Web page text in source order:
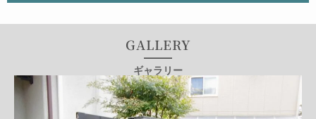
GALLERY
ギャラリー